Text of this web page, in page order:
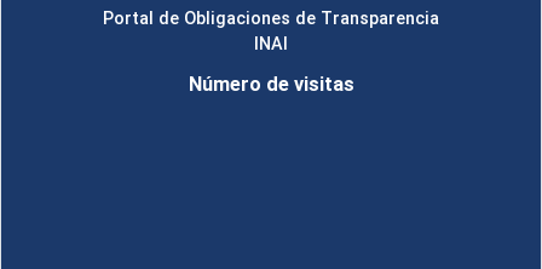
Portal de Obligaciones de Transparencia
INAI
Número de visitas